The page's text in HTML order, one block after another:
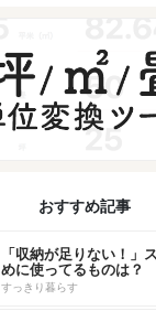
おすすめ記事
「収納が足りない！」
めに使ってるものは？
すっきり暮らす